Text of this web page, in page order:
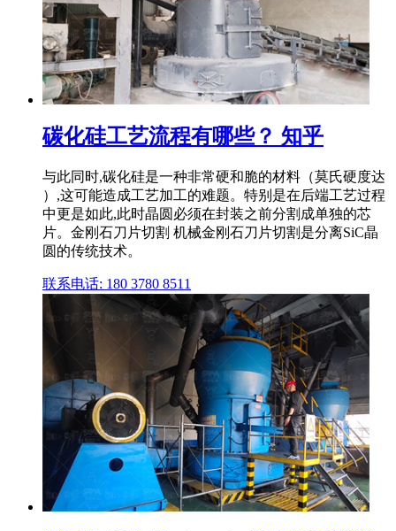
碳化硅工艺流程有哪些？ 知乎
与此同时,碳化硅是一种非常硬和脆的材料（莫氏硬度达
）,这可能造成工艺加工的难题。特别是在后端工艺过程
中更是如此,此时晶圆必须在封装之前分割成单独的芯
片。金刚石刀片切割 机械金刚石刀片切割是分离SiC晶
圆的传统技术。
联系电话: 180 3780 8511